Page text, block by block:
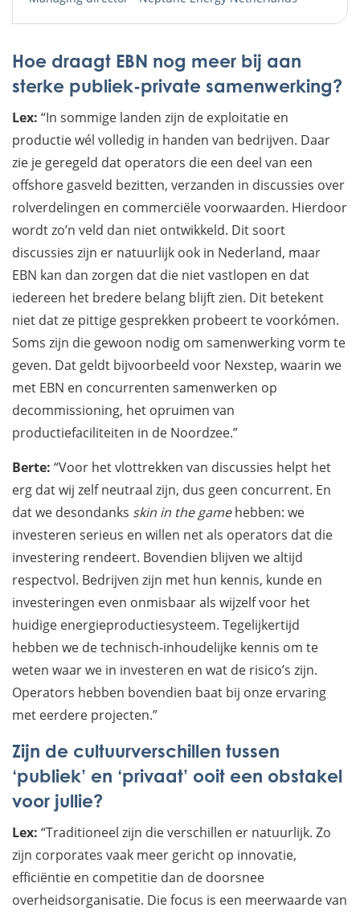
Hoe draagt EBN nog meer bij aan
sterke publiek-private samenwerking?
Lex: “In sommige landen zijn de exploitatie en
productie wél volledig in handen van bedrijven. Daar
zie je geregeld dat operators die een deel van een
offshore gasveld bezitten, verzanden in discussies over
rolverdelingen en commerciële voorwaarden. Hierdoor
wordt zo’n veld dan niet ontwikkeld. Dit soort
discussies zijn er natuurlijk ook in Nederland, maar
EBN kan dan zorgen dat die niet vastlopen en dat
iedereen het bredere belang blijft zien. Dit betekent
niet dat ze pittige gesprekken probeert te voorkómen.
Soms zijn die gewoon nodig om samenwerking vorm te
geven. Dat geldt bijvoorbeeld voor Nexstep, waarin we
met EBN en concurrenten samenwerken op
decommissioning, het opruimen van
productiefaciliteiten in de Noordzee.”
Berte: “Voor het vlottrekken van discussies helpt het
erg dat wij zelf neutraal zijn, dus geen concurrent. En
dat we desondanks skin in the gamehebben: we
investeren serieus en willen net als operators dat die
investering rendeert. Bovendien blijven we altijd
respectvol. Bedrijven zijn met hun kennis, kunde en
investeringen even onmisbaar als wijzelf voor het
huidige energieproductiesysteem. Tegelijkertijd
hebben we de technisch-inhoudelijke kennis om te
weten waar we in investeren en wat de risico’s zijn.
Operators hebben bovendien baat bij onze ervaring
met eerdere projecten.”
Zijn de cultuurverschillen tussen
‘publiek’ en ‘privaat’ ooit een obstakel
voor jullie?
Lex: “Traditioneel zijn die verschillen er natuurlijk. Zo
zijn corporates vaak meer gericht op innovatie,
efficiëntie en competitie dan de doorsnee
overheidsorganisatie. Die focus is een meerwaarde van